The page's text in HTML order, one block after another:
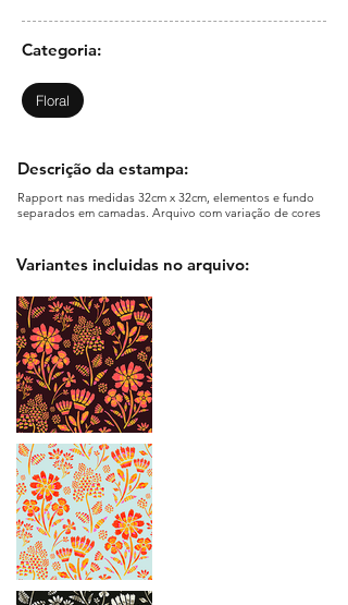
Categoria:
Floral
Descrição da estampa:
Rapport nas medidas 32cm x 32cm, elementos e fundo
separados em camadas. Arquivo com variação de cores
Variantes incluidas no arquivo: